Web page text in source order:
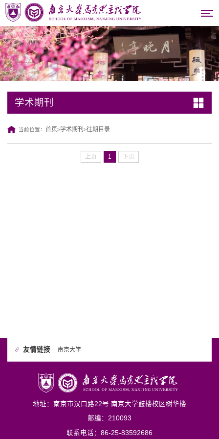
学术期刊
当前位置： 首页>学术期刊 >往期目录
上页 1 下页
友情链接 南京大学
地址：南京市汉口路22号 南京大学鼓楼校区树华楼
邮编：210093
联系电话：86-25-83592686